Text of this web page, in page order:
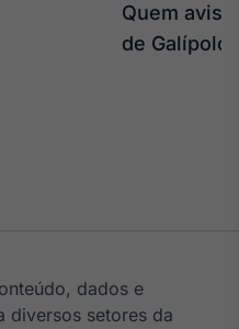
Quem
de Galípolo
dados e
diversos setores da